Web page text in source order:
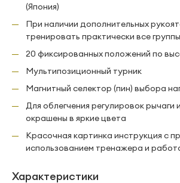
(Япония)
При наличии дополнительных
тренировать практически все
20 фиксированных положений по
Мультипозиционный турник
Магнитный селектор (пин) выбора
Для облегчения регулировок рычаги
окрашены в яркие цвета
Красочная картинка инструкция с
использованием тренажера и
Характеристики